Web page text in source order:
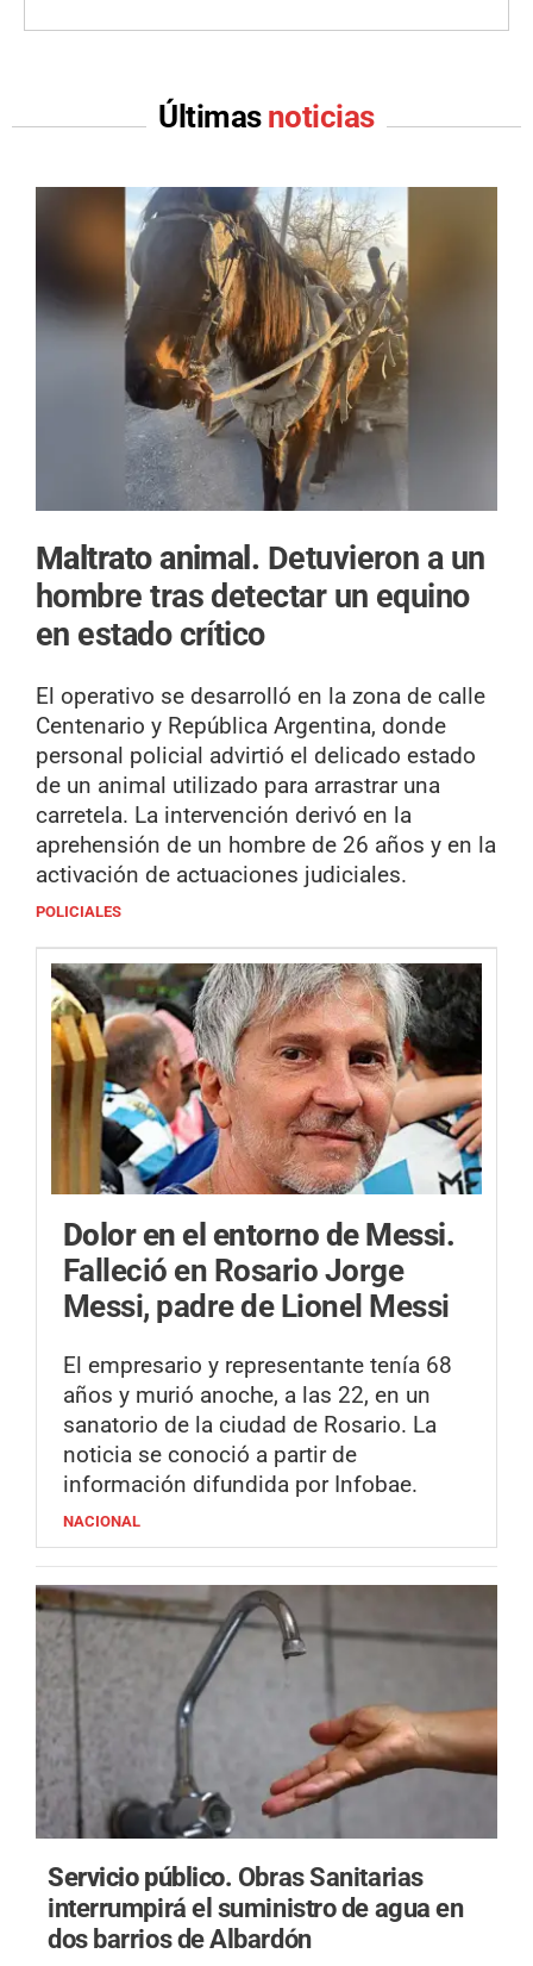
Últimas noticias
Maltrato animal. Detuvieron a un
hombre tras detectar un equino
en estado crítico
El operativo se desarrolló en la zona de calle
Centenario y República Argentina, donde
personal policial advirtió el delicado estado
de un animal utilizado para arrastrar una
carretela. La intervención derivó en la
aprehensión de un hombre de 26 años y en la
activación de actuaciones judiciales.
POLICIALES
Dolor en el entorno de Messi.
Falleció en Rosario Jorge
Messi, padre de Lionel Messi
El empresario y representante tenía 68
años y murió anoche, a las 22, en un
sanatorio de la ciudad de Rosario. La
noticia se conoció a partir de
información difundida por Infobae.
NACIONAL
Servicio público. Obras Sanitarias
interrumpirá el suministro de agua en
dos barrios de Albardón